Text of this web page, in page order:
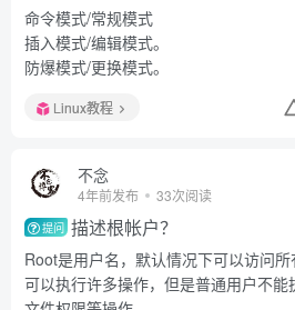
命令模式/常规模式
插入模式/编辑模式。
防爆模式/更换模式。
Linux教程
不念
4年前发布 33次阅读
提问 描述根帐户？
Root是用户名，默认情况下可以访问
可以执行许多操作，但是普通用户不